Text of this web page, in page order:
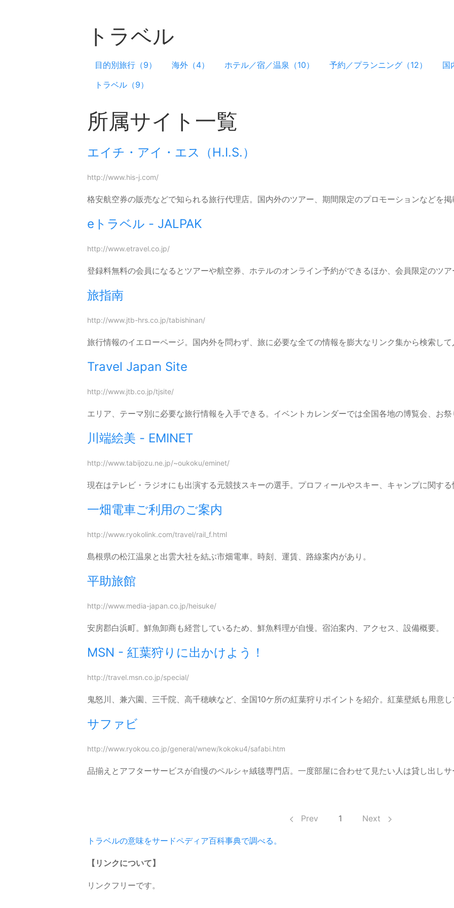
トラベル
目的別旅行（9） 海外（4） ホテル／宿／温泉（10） 予約／プランニング（12） 国
トラベル（9）
所属サイト一覧
エイチ・アイ・エス（H.I.S.）
http://www.his-j.com/
格安航空券の販売などで知られる旅行代理店。国内外のツアー、期間限定のプロモーションなどを掲
eトラベル - JALPAK
http://www.etravel.co.jp/
登録料無料の会員になるとツアーや航空券、ホテルのオンライン予約ができるほか、会員限定のツア
旅指南
http://www.jtb-hrs.co.jp/tabishinan/
旅行情報のイエローページ。国内外を問わず、旅に必要な全ての情報を膨大なリンク集から検索して
Travel Japan Site
http://www.jtb.co.jp/tjsite/
エリア、テーマ別に必要な旅行情報を入手できる。イベントカレンダーでは全国各地の博覧会、お祭
川端絵美 - EMINET
http://www.tabijozu.ne.jp/~oukoku/eminet/
現在はテレビ・ラジオにも出演する元競技スキーの選手。プロフィールやスキー、キャンプに関する
一畑電車ご利用のご案内
http://www.ryokolink.com/travel/rail_f.html
島根県の松江温泉と出雲大社を結ぶ市畑電車。時刻、運賃、路線案内があり。
平助旅館
http://www.media-japan.co.jp/heisuke/
安房郡白浜町。鮮魚卸商も経営しているため、鮮魚料理が自慢。宿泊案内、アクセス、設備概要。
MSN - 紅葉狩りに出かけよう！
http://travel.msn.co.jp/special/
鬼怒川、兼六園、三千院、高千穂峡など、全国10ケ所の紅葉狩りポイントを紹介。紅葉壁紙も用意し
サファビ
http://www.ryokou.co.jp/general/wnew/kokoku4/safabi.htm
品揃えとアフターサービスが自慢のペルシャ絨毯専門店。一度部屋に合わせて見たい人は貸し出しサ
Prev 1 Next
トラベルの意味をサードペディア百科事典で調べる。
【リンクについて】
リンクフリーです。